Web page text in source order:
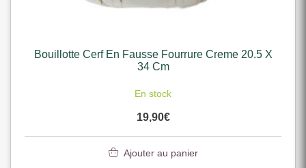
Bouillotte Cerf En Fausse Fourrure Creme 20.5 X
34 Cm
En stock
19,90€
Ajouter au panier